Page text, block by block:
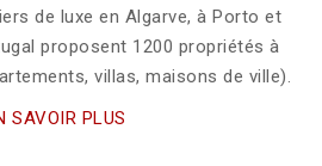
de luxe en Algarve, à Porto et
proposent 1200 propriétés à
villas, maisons de ville).
SAVOIR PLUS